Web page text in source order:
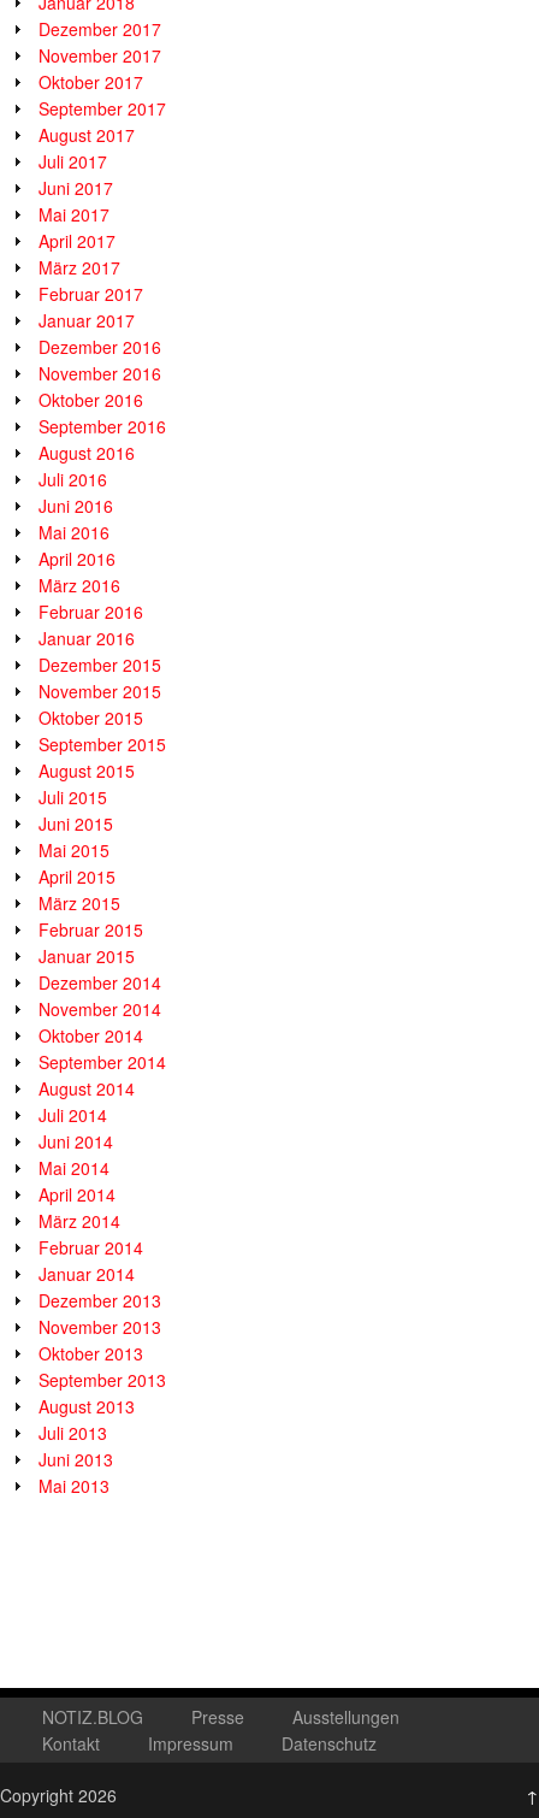
Dezember 2017
November 2017
Oktober 2017
September 2017
August 2017
Juli 2017
Juni 2017
Mai 2017
April 2017
März 2017
Februar 2017
Januar 2017
Dezember 2016
November 2016
Oktober 2016
September 2016
August 2016
Juli 2016
Juni 2016
Mai 2016
April 2016
März 2016
Februar 2016
Januar 2016
Dezember 2015
November 2015
Oktober 2015
September 2015
August 2015
Juli 2015
Juni 2015
Mai 2015
April 2015
März 2015
Februar 2015
Januar 2015
Dezember 2014
November 2014
Oktober 2014
September 2014
August 2014
Juli 2014
Juni 2014
Mai 2014
April 2014
März 2014
Februar 2014
Januar 2014
Dezember 2013
November 2013
Oktober 2013
September 2013
August 2013
Juli 2013
Juni 2013
Mai 2013
NOTIZ.BLOG Presse
Ausstellungen
Kontakt
Impressum Datenschutz
Copyright 2026 ↑